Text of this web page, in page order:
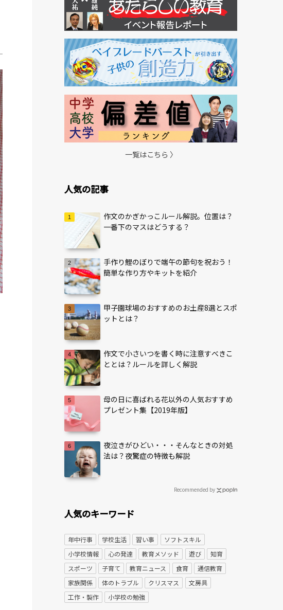
一覧はこちら 〉
人気の記事
作文のかぎかっこルール解説。位置は？
一番下のマスはどうする？
手作り鯉のぼりで端午の節句を祝おう！
簡単な作り方やキットを紹介
甲子園球場のおすすめのお土産8選とスポ
ットとは？
作文で小さいつを書く時に注意すべきこ
ととは？ルールを詳しく解説
母の日に喜ばれる花以外の人気おすすめ
プレゼント集【2019年版】
夜泣きがひどい・・・そんなときの対処
法は？夜驚症の特徴も解説
Recommended by
人気のキーワード
年中行事 学校生活 習い事
ソフトスキル
小学校情報
心の発達 教育メソッド 遊び
知育
スポーツ
子育て 教育ニュース 食育
通信教育
家族関係
体のトラブル クリスマス
文房具
工作・製作
小学校の勉強